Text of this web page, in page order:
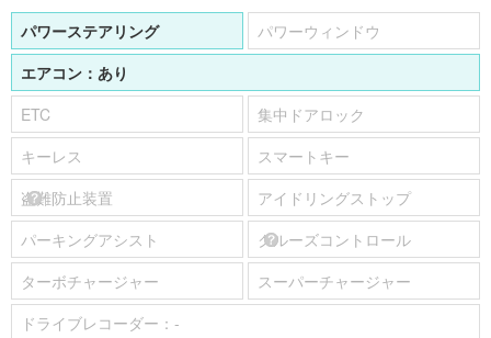
パワーステアリング
パワーウィンドウ
エアコン： あり
ETC
集中ドアロック
キーレス
スマートキー
盗難防止装置
アイドリングストップ
パーキングアシスト
クルーズコントロール
ターボチャージャー
スーパーチャージャー
ドライブレコーダー： -